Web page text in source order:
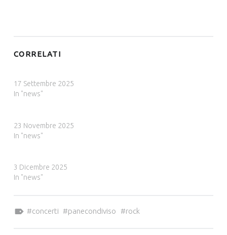
CORRELATI
17 Settembre 2025
In "news"
23 Novembre 2025
In "news"
3 Dicembre 2025
In "news"
concerti panecondiviso rock